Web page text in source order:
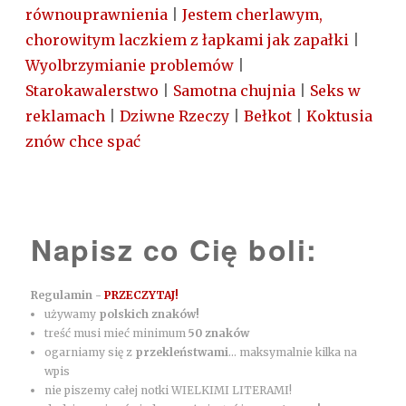
równouprawnienia
Jestem cherlawym,
chorowitym laczkiem z łapkami jak zapałki
Wyolbrzymianie problemów
Starokawalerstwo
Samotna chujnia
Seks w
reklamach
Dziwne Rzeczy Bełkot
Koktusia
znów chce spać
Napisz co Cię boli:
Regulamin -PRZECZYTAJ!
używamy polskich znaków!
treść musi mieć minimum50 znaków
ogarniamy się z przekleństwami... maksymalnie kilka na
wpis
nie piszemy całej notki WIELKIMI LITERAMI!